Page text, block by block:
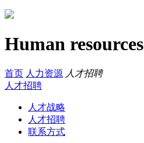
Human resources
首页 人力资源 人才招聘
人才招聘
人才战略
人才招聘
联系方式